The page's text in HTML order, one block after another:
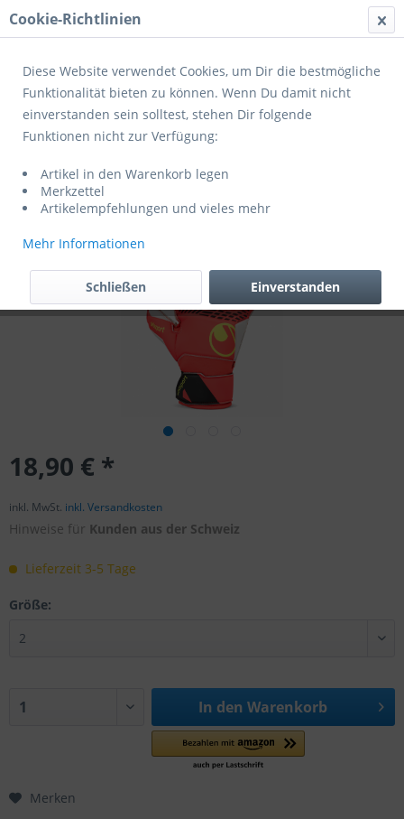
Menü
Übersicht Uhlsport
rot/weiß/fluo gelb
18,90 € *
inkl. MwSt. inkl. Versandkosten
Hinweise für Kunden aus der Schweiz
Lieferzeit 3-5 Tage
Größe:
In den Warenkorb
Merken
Cookie-Richtlinien
Diese Website verwendet Cookies, um Dir die bestmögliche
Funktionalität bieten zu können. Wenn Du damit nicht
einverstanden sein solltest, stehen Dir folgende
Funktionen nicht zur Verfügung:
Artikel in den Warenkorb legen
Merkzettel
Artikelempfehlungen und vieles mehr
Mehr Informationen
Einverstanden
Schließen